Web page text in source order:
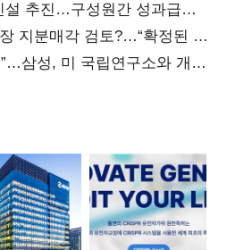
설 추진…구성원간 성과급
지분매각 검토?…“확정된 바
삼성, 미 국립연구소와 개발